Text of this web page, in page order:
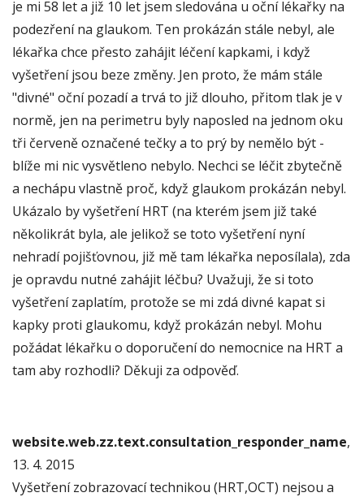
je mi 58 let a již 10 let jsem sledována u oční lékařky na
podezření na glaukom. Ten prokázán stále nebyl, ale
lékařka chce přesto zahájit léčení kapkami, i když
vyšetření jsou beze změny. Jen proto, že mám stále
"divné" oční pozadí a trvá to již dlouho, přitom tlak je v
normě, jen na perimetru byly naposled na jednom oku
tři červeně označené tečky a to prý by nemělo být -
blíže mi nic vysvětleno nebylo. Nechci se léčit zbytečně
a nechápu vlastně proč, když glaukom prokázán nebyl.
Ukázalo by vyšetření HRT (na kterém jsem již také
několikrát byla, ale jelikož se toto vyšetření nyní
nehradí pojišťovnou, již mě tam lékařka neposílala), zda
je opravdu nutné zahájit léčbu? Uvažuji, že si toto
vyšetření zaplatím, protože se mi zdá divné kapat si
kapky proti glaukomu, když prokázán nebyl. Mohu
požádat lékařku o doporučení do nemocnice na HRT a
tam aby rozhodli? Děkuji za odpověď.
website.web.zz.text.consultation_responder_name,
13. 4. 2015
Vyšetření zobrazovací technikou (HRT,OCT) nejsou a